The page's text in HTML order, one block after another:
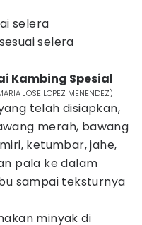
selera
selera
Kambing Spesial
JOSE LOPEZ MENENDEZ)
telah disiapkan,
merah, bawang
ketumbar, jahe,
pala ke dalam
sampai teksturnya
minyak di